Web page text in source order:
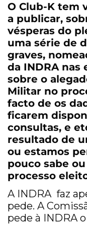
O Club-K tem
a publicar,
vésperas do
uma série de
graves,
da INDRA nas
sobre o
Militar no
facto de os
ficarem
consultas, e
resultado de
ou estamos
pouco sabe
processo
A INDRA faz
pede. A
pede à INDRA